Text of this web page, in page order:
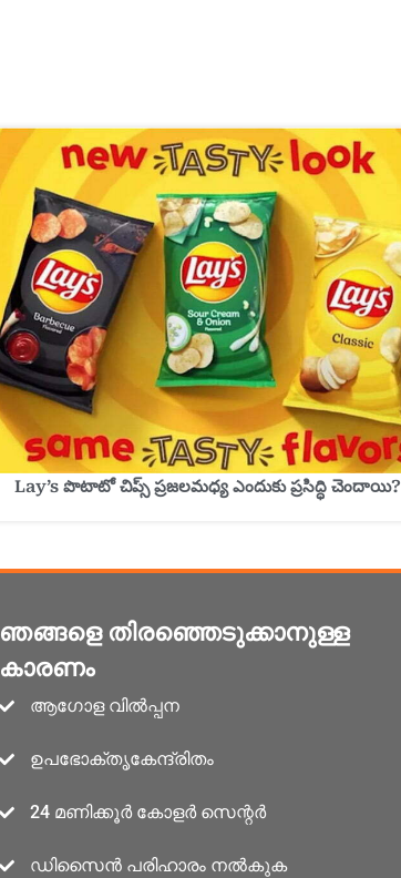
Lay’s పొటాటో చిప్స్ ప్రజలమధ్య ఎందుకు ప్రసిద్ధి చెందాయి?
ഞങ്ങളെ തിരഞ്ഞെടുക്കാനുള്ള
കാരണം
ആഗോള വിൽപ്പന
ഉപഭോക്തൃകേന്ദ്രിതം
24 മണിക്കൂർ കോളർ സെന്റർ
ഡിസൈൻ പരിഹാരം നൽകുക